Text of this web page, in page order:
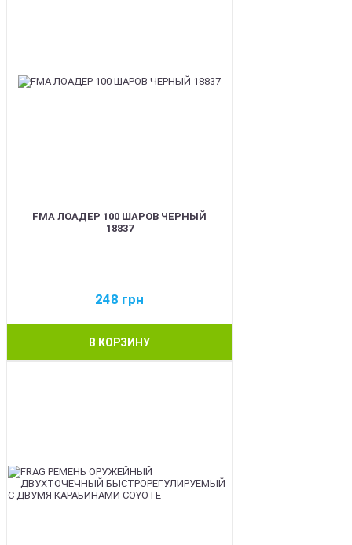
FMA ЛОАДЕР 100 ШАРОВ ЧЕРНЫЙ
18837
248 грн
В КОРЗИНУ